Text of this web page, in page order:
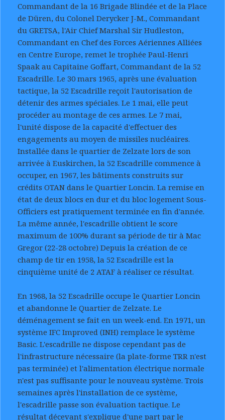
Commandant de la 16 Brigade Blindée et de la Place
de Düren, du Colonel Derycker J-M., Commandant
du GRETSA, l'Air Chief Marshal Sir Hudleston,
Commandant en Chef des Forces Aériennes Alliées
en Centre Europe, remet le trophée Paul-Henri
Spaak au Capitaine Goffart, Commandant de la 52
Escadrille. Le 30 mars 1965, après une évaluation
tactique, la 52 Escadrille reçoit l'autorisation de
détenir des armes spéciales. Le 1 mai, elle peut
procéder au montage de ces armes. Le 7 mai,
l'unité dispose de la capacité d'effectuer des
engagements au moyen de missiles nucléaires.
Installée dans le quartier de Zelzate lors de son
arrivée à Euskirchen, la 52 Escadrille commence à
occuper, en 1967, les bâtiments construits sur
crédits OTAN dans le Quartier Loncin. La remise en
état de deux blocs en dur et du bloc logement Sous-
Officiers est pratiquement terminée en fin d'année.
La même année, l'escadrille obtient le score
maximum de 100% durant sa période de tir à Mac
Gregor (22-28 octobre) Depuis la création de ce
champ de tir en 1958, la 52 Escadrille est la
cinquième unité de 2 ATAF à réaliser ce résultat.
En 1968, la 52 Escadrille occupe le Quartier Loncin
et abandonne le Quartier de Zelzate. Le
déménagement se fait en un week-end. En 1971, un
système IFC Improved (INH) remplace le système
Basic. L'escadrille ne dispose cependant pas de
l'infrastructure nécessaire (la plate-forme TRR n'est
pas terminée) et l'alimentation électrique normale
n'est pas suffisante pour le nouveau système. Trois
semaines après l'installation de ce système,
l'escadrille passe son évaluation tactique. Le
résultat décevant s'explique d'une part par le